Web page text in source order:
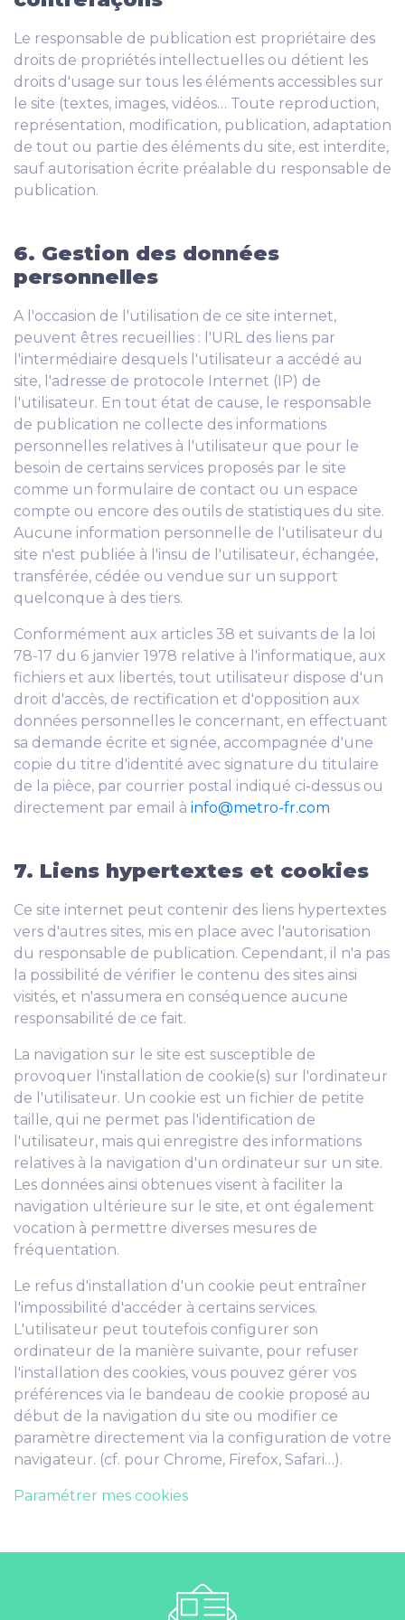
Le responsable de publication est propriétaire des
droits de propriétés intellectuelles ou détient les
droits d'usage sur tous les éléments accessibles sur
le site (textes, images, vidéos… Toute reproduction,
représentation, modification, publication, adaptation
de tout ou partie des éléments du site, est interdite,
sauf autorisation écrite préalable du responsable de
publication.
6. Gestion des données
personnelles
A l'occasion de l'utilisation de ce site internet,
peuvent êtres recueillies : l'URL des liens par
l'intermédiaire desquels l'utilisateur a accédé au
site, l'adresse de protocole Internet (IP) de
l'utilisateur. En tout état de cause, le responsable
de publication ne collecte des informations
personnelles relatives à l'utilisateur que pour le
besoin de certains services proposés par le site
comme un formulaire de contact ou un espace
compte ou encore des outils de statistiques du site.
Aucune information personnelle de l'utilisateur du
site n'est publiée à l'insu de l'utilisateur, échangée,
transférée, cédée ou vendue sur un support
quelconque à des tiers.
Conformément aux articles 38 et suivants de la loi
78-17 du 6 janvier 1978 relative à l'informatique, aux
fichiers et aux libertés, tout utilisateur dispose d'un
droit d'accès, de rectification et d'opposition aux
données personnelles le concernant, en effectuant
sa demande écrite et signée, accompagnée d'une
copie du titre d'identité avec signature du titulaire
de la pièce, par courrier postal indiqué ci-dessus ou
directement par email à info@metro-fr.com
7. Liens hypertextes et cookies
Ce site internet peut contenir des liens hypertextes
vers d'autres sites, mis en place avec l'autorisation
du responsable de publication. Cependant, il n'a pas
la possibilité de vérifier le contenu des sites ainsi
visités, et n'assumera en conséquence aucune
responsabilité de ce fait.
La navigation sur le site est susceptible de
provoquer l'installation de cookie(s) sur l'ordinateur
de l'utilisateur. Un cookie est un fichier de petite
taille, qui ne permet pas l'identification de
l'utilisateur, mais qui enregistre des informations
relatives à la navigation d'un ordinateur sur un site.
Les données ainsi obtenues visent à faciliter la
navigation ultérieure sur le site, et ont également
vocation à permettre diverses mesures de
fréquentation.
Le refus d'installation d'un cookie peut entraîner
l'impossibilité d'accéder à certains services.
L'utilisateur peut toutefois configurer son
ordinateur de la manière suivante, pour refuser
l'installation des cookies, vous pouvez gérer vos
préférences via le bandeau de cookie proposé au
début de la navigation du site ou modifier ce
paramètre directement via la configuration de votre
navigateur. (cf. pour Chrome, Firefox, Safari…).
Paramétrer mes cookies